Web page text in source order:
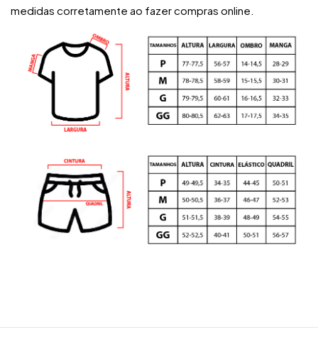
medidas corretamente ao fazer compras online.